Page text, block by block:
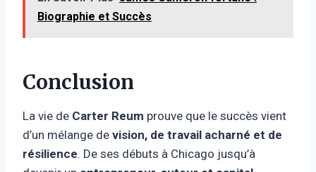
Biographie et Succès
Conclusion
La vie de Carter Reum prouve que le succès vient
d’un mélange de vision, de travail acharné et de
résilience. De ses débuts à Chicago jusqu’à